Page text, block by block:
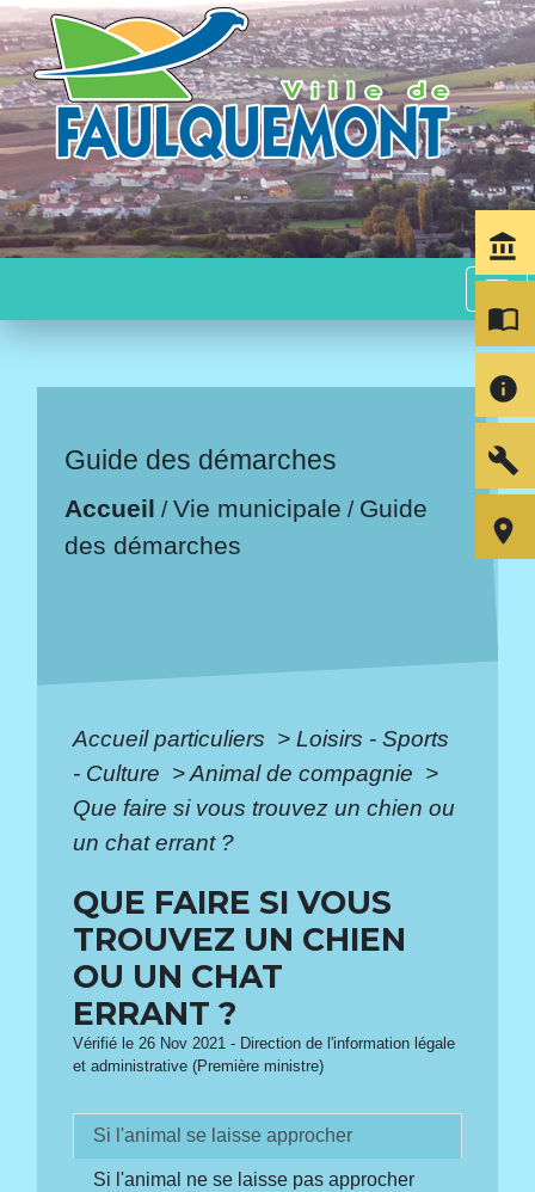
menu
Guide des démarches
Accueil /Vie municipale / Guide
des démarches
Accueil particuliers > Loisirs - Sports
- Culture >Animal de compagnie >
Que faire si vous trouvez un chien ou
un chat errant ?
QUE FAIRE SI VOUS
TROUVEZ UN CHIEN
OU UN CHAT
ERRANT ?
Vérifié le 26 Nov 2021 - Direction de l'information légale
et administrative (Première ministre)
Si l'animal se laisse approcher
Si l'animal ne se laisse pas approcher
account_balance
import_contacts
info
build
room